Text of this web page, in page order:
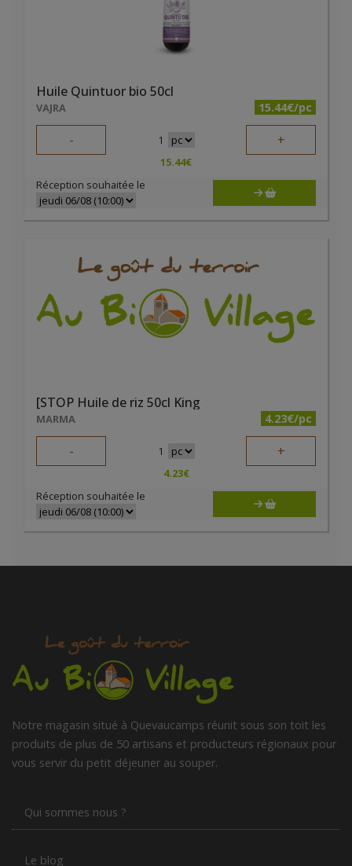
Huile Quintuor bio 50cl
VAJRA 15.44€/pc
- 1 +
15.44€
Réception souhaitée le
[STOP Huile de riz 50cl King
MARMA 4.23€/pc
- 1 +
4.23€
Réception souhaitée le
Notre magasin situé à Quevaucamps réunit sous son toit les
produits de plus de 50 artisans et producteurs régionaux pour
vous servir du petit déjeuner au souper.
Qui sommes nous ?
Le blog